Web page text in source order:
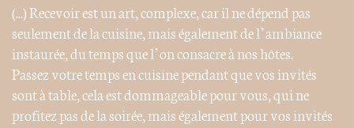
(...) Recevoir est un art, complexe, car il ne dépend pas
seulement de la cuisine, mais également de l’ambiance
instaurée, du temps que l’on consacre à nos hôtes.
Passez votre temps en cuisine pendant que vos invités
sont à table, cela est dommageable pour vous, qui ne
profitez pas de la soirée, mais également pour vos invités